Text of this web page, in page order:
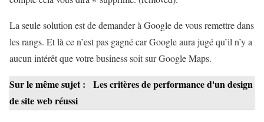
La seule solution est de demander à Google de vous remettre dans
les rangs. Et là ce n’est pas gagné car Google aura jugé qu’il n’y a
aucun intérêt que votre business soit sur Google Maps.
Sur le même sujet :
Les critères de performance d'un design
de site web réussi